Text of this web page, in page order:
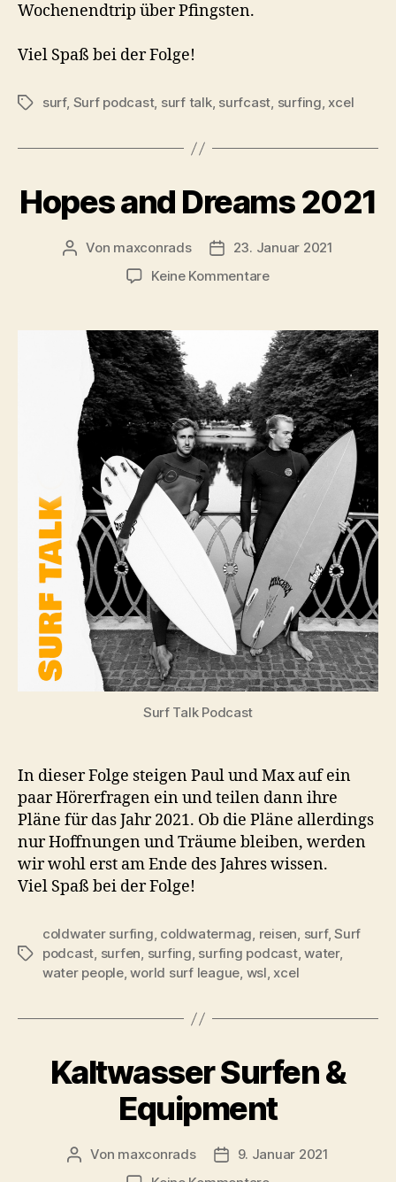
Wochenendtrip über Pfingsten.
Viel Spaß bei der Folge!
Schlagwörter
surf, Surf podcast, surf talk, surfcast, surfing, xcel
Hopes and Dreams 2021
Beitragsautor
Von maxconrads Beitragsdatum
23. Januar 2021
Keine Kommentarezu
Dreams
2021
Surf Talk Podcast
In dieser Folge steigen Paul und Max auf ein
paar Hörerfragen ein und teilen dann ihre
Pläne für das Jahr 2021. Ob die Pläne allerdings
nur Hoffnungen und Träume bleiben, werden
wir wohl erst am Ende des Jahres wissen.
Viel Spaß bei der Folge!
Schlagwörter
coldwater surfing, coldwatermag, reisen, surf,Surf
podcast, surfen, surfing, surfing podcast,water,
water people,world surf league, wsl, xcel
Kaltwasser Surfen &
Equipment
Beitragsautor
Von maxconrads Beitragsdatum
9. Januar 2021